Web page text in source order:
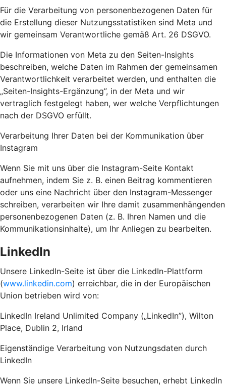
Für die Verarbeitung von personenbezogenen Daten für
die Erstellung dieser Nutzungsstatistiken sind Meta und
wir gemeinsam Verantwortliche gemäß Art. 26 DSGVO.
Die Informationen von Meta zu den Seiten-Insights
beschreiben, welche Daten im Rahmen der gemeinsamen
Verantwortlichkeit verarbeitet werden, und enthalten die
„Seiten-Insights-Ergänzung”, in der Meta und wir
vertraglich festgelegt haben, wer welche Verpflichtungen
nach der DSGVO erfüllt.
Verarbeitung Ihrer Daten bei der Kommunikation über
Instagram
Wenn Sie mit uns über die Instagram-Seite Kontakt
aufnehmen, indem Sie z. B. einen Beitrag kommentieren
oder uns eine Nachricht über den Instagram-Messenger
schreiben, verarbeiten wir Ihre damit zusammenhängenden
personenbezogenen Daten (z. B. Ihren Namen und die
Kommunikationsinhalte), um Ihr Anliegen zu bearbeiten.
LinkedIn
Unsere LinkedIn-Seite ist über die LinkedIn-Plattform
(www.linkedin.com) erreichbar, die in der Europäischen
Union betrieben wird von:
LinkedIn Ireland Unlimited Company („LinkedIn”), Wilton
Place, Dublin 2, Irland
Eigenständige Verarbeitung von Nutzungsdaten durch
LinkedIn
Wenn Sie unsere LinkedIn-Seite besuchen, erhebt LinkedIn